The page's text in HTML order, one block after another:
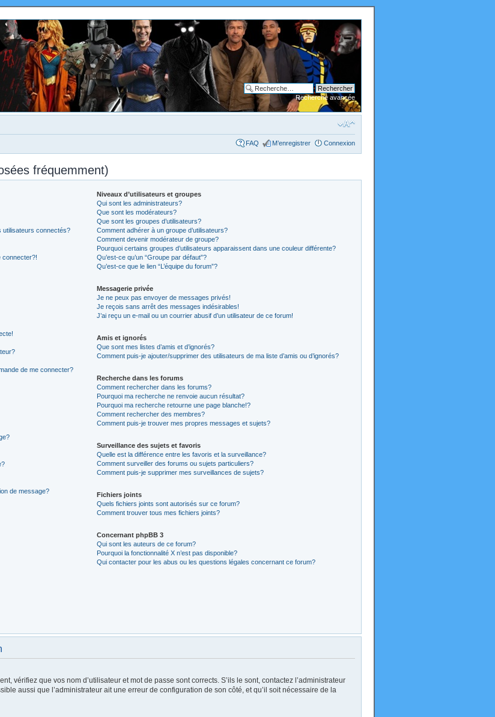
Recherche avancée
FAQ M’enregistrer Connexion
fréquemment)
utilisateurs connectés?
connecter?!
de me connecter?
de message?
Niveaux d’utilisateurs et groupes
Qui sont les administrateurs?
Que sont les modérateurs?
Que sont les groupes d’utilisateurs?
Comment adhérer à un groupe d’utilisateurs?
Comment devenir modérateur de groupe?
Pourquoi certains groupes d’utilisateurs apparaissent dans une couleur différente?
Qu’est-ce qu’un “Groupe par défaut”?
Qu’est-ce que le lien “L’équipe du forum”?
Messagerie privée
Je ne peux pas envoyer de messages privés!
Je reçois sans arrêt des messages indésirables!
J’ai reçu un e-mail ou un courrier abusif d’un utilisateur de ce forum!
Amis et ignorés
Que sont mes listes d’amis et d’ignorés?
Comment puis-je ajouter/supprimer des utilisateurs de ma liste d’amis ou d’ignorés?
Recherche dans les forums
Comment rechercher dans les forums?
Pourquoi ma recherche ne renvoie aucun résultat?
Pourquoi ma recherche retourne une page blanche!?
Comment rechercher des membres?
Comment puis-je trouver mes propres messages et sujets?
Surveillance des sujets et favoris
Quelle est la différence entre les favoris et la surveillance?
Comment surveiller des forums ou sujets particuliers?
Comment puis-je supprimer mes surveillances de sujets?
Fichiers joints
Quels fichiers joints sont autorisés sur ce forum?
Comment trouver tous mes fichiers joints?
Concernant phpBB 3
Qui sont les auteurs de ce forum?
Pourquoi la fonctionnalité X n’est pas disponible?
Qui contacter pour les abus ou les questions légales concernant ce forum?
vérifiez que vos nom d’utilisateur et mot de passe sont corrects. S’ils le sont, contactez l’administrateur
aussi que l’administrateur ait une erreur de configuration de son côté, et qu’il soit nécessaire de la